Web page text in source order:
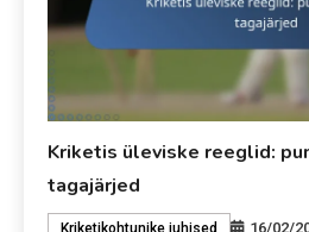
Kriketis üleviske reeglid:
tagajärjed
Kriketikohtunike juhised 16/02/